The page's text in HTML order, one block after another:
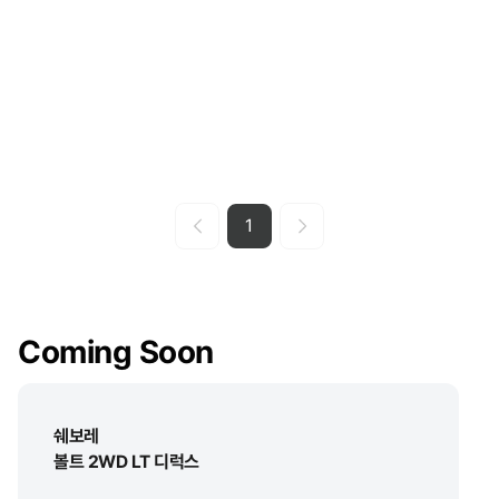
1
Coming Soon
쉐보레
볼트 2WD LT 디럭스